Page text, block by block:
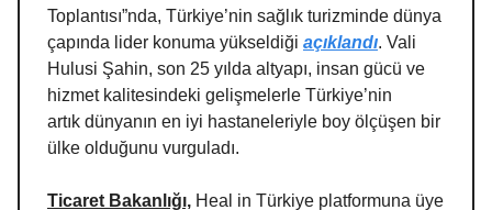
Toplantısı”nda, Türkiye’nin sağlık turizminde dünya
çapında lider konuma yükseldiği açıklandı. Vali
Hulusi Şahin, son 25 yılda altyapı, insan gücü ve
hizmet kalitesindeki gelişmelerle Türkiye’nin
artık dünyanın en iyi hastaneleriyle boy ölçüşen bir
ülke olduğunu vurguladı.
Ticaret Bakanlığı, Heal in Türkiye platformuna üye